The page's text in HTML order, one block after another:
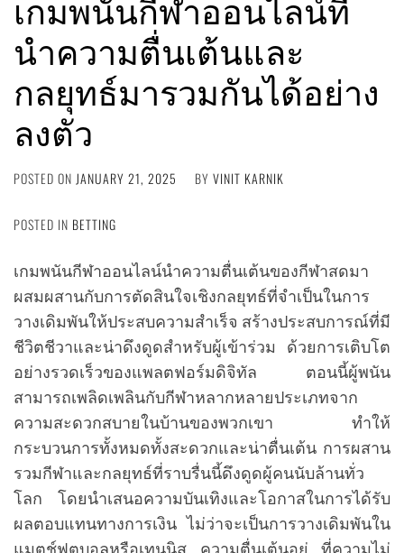
นำความตื่นเต้นและ
กลยุทธ์มารวมกันได้อย่าง
ลงตัว
POSTED ON JANUARY 21, 2025 BY VINIT KARNIK
POSTED IN BETTING
เกมพนันกีฬาออนไลน์นำความตื่นเต้นของกีฬาสดมา
ผสมผสานกับการตัดสินใจเชิงกลยุทธ์ที่จำเป็นในการ
วางเดิมพันให้ประสบความสำเร็จ สร้างประสบการณ์ที่มี
ชีวิตชีวาและน่าดึงดูดสำหรับผู้เข้าร่วม ด้วยการเติบโต
อย่างรวดเร็วของแพลตฟอร์มดิจิทัล ตอนนี้ผู้พนัน
สามารถเพลิดเพลินกับกีฬาหลากหลายประเภทจาก
ความสะดวกสบายในบ้านของพวกเขา ทำให้
กระบวนการทั้งหมดทั้งสะดวกและน่าตื่นเต้น การผสาน
รวมกีฬาและกลยุทธ์ที่ราบรื่นนี้ดึงดูดผู้คนนับล้านทั่ว
โลก โดยนำเสนอความบันเทิงและโอกาสในการได้รับ
ผลตอบแทนทางการเงิน ไม่ว่าจะเป็นการวางเดิมพันใน
แมตช์ฟุตบอลหรือเทนนิส ความตื่นเต้นอยู่ ที่ความไม่